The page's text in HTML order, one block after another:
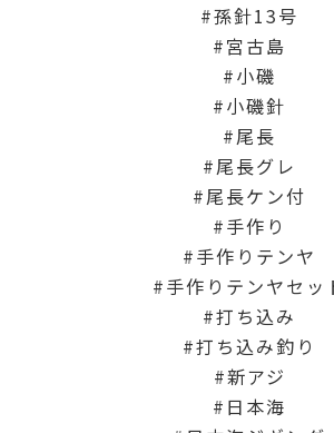
孫針13号
宮古島
小磯
小磯針
尾長
尾長グレ
尾長ケン付
手作り
手作りテンヤ
手作りテンヤセッ
打ち込み
打ち込み釣り
新アジ
日本海